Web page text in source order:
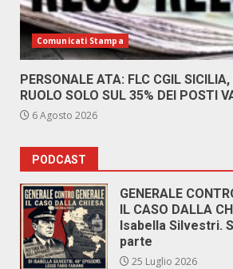
Comunicati Stampa
PERSONALE ATA: FLC CGIL
RUOLO SOLO SUL 35% DEI POSTI
6 Agosto 2026
PODCAST
GENERALE
IL CASO DALLA
Isabella Silvestri.
parte
25 Luglio 2026